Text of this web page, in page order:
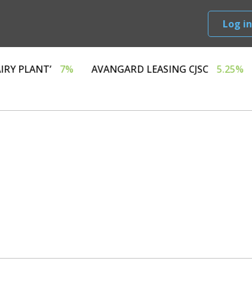
Log in
DAIRY PLANT’ 7% AVANGARD LEASING CJSC